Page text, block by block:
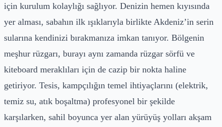
için kurulum kolaylığı sağlıyor. Denizin hemen kıyısında
yer alması, sabahın ilk ışıklarıyla birlikte Akdeniz’in serin
sularına kendinizi bırakmanıza imkan tanıyor. Bölgenin
meşhur rüzgarı, burayı aynı zamanda rüzgar sörfü ve
kiteboard meraklıları için de cazip bir nokta haline
getiriyor. Tesis, kampçılığın temel ihtiyaçlarını (elektrik,
temiz su, atık boşaltma) profesyonel bir şekilde
karşılarken, sahil boyunca yer alan yürüyüş yolları akşam